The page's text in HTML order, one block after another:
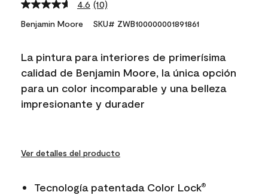
4.6 Read
10
Reviews.
link.
(10)
Benjamin Moore SKU# ZWB100000001891861
La pintura para interiores de primerísima
calidad de Benjamin Moore, la única opción
para un color incomparable y una belleza
impresionante y durader
Ver detalles del producto
Tecnología patentada Color Lock®